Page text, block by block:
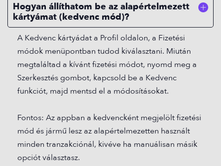
Hogyan állíthatom be az alapértelmezett
kártyámat (kedvenc mód)?
A Kedvenc kártyádat a Profil oldalon, a Fizetési
módok menüpontban tudod kiválasztani. Miután
megtaláltad a kívánt fizetési módot, nyomd meg a
Szerkesztés gombot, kapcsold be a Kedvenc
funkciót, majd mentsd el a módosításokat.
Fontos: Az appban a kedvencként megjelölt fizetési
mód és jármű lesz az alapértelmezetten használt
minden tranzakciónál, kivéve ha manuálisan másik
opciót választasz.